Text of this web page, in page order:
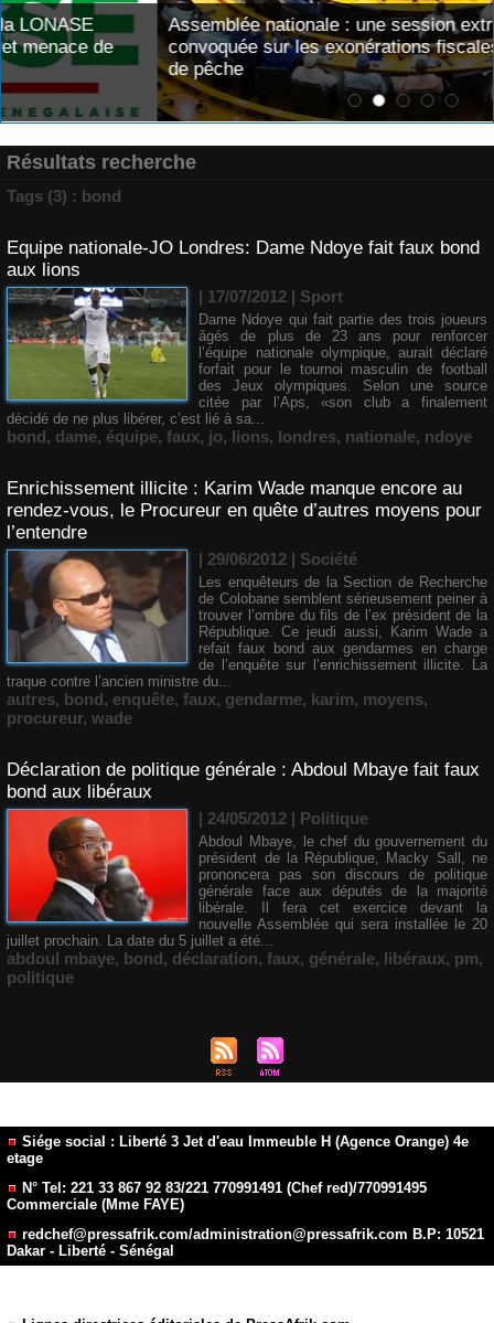
Assemblée nationale : une session extraordinaire
convoquée sur les exonérations fiscales et les licences
de pêche
Résultats recherche
Tags (3) : bond
Equipe nationale-JO Londres: Dame Ndoye fait faux bond
aux lions
| 17/07/2012 | Sport
Dame Ndoye qui fait partie des trois joueurs
âgés de plus de 23 ans pour renforcer
l’équipe nationale olympique, aurait déclaré
forfait pour le tournoi masculin de football
des Jeux olympiques. Selon une source
citée par l’Aps, «son club a finalement
décidé de ne plus libérer, c’est lié à sa...
bond, dame, équipe, faux, jo, lions, londres, nationale, ndoye
Enrichissement illicite : Karim Wade manque encore au
rendez-vous, le Procureur en quête d’autres moyens pour
l’entendre
| 29/06/2012 | Société
Les enquêteurs de la Section de Recherche
de Colobane semblent sérieusement peiner à
trouver l’ombre du fils de l’ex président de la
République. Ce jeudi aussi, Karim Wade a
refait faux bond aux gendarmes en charge
de l’enquête sur l’enrichissement illicite. La
traque contre l’ancien ministre du...
autres, bond, enquête, faux, gendarme, karim, moyens,
procureur, wade
Déclaration de politique générale : Abdoul Mbaye fait faux
bond aux libéraux
| 24/05/2012 | Politique
Abdoul Mbaye, le chef du gouvernement du
président de la République, Macky Sall, ne
prononcera pas son discours de politique
générale face aux députés de la majorité
libérale. Il fera cet exercice devant la
nouvelle Assemblée qui sera installée le 20
juillet prochain. La date du 5 juillet a été...
abdoul mbaye, bond, déclaration, faux, générale, libéraux, pm,
politique
Siége social : Liberté 3 Jet d'eau Immeuble H (Agence Orange) 4e
etage
N° Tel: 221 33 867 92 83/221 770991491 (Chef red)/770991495
Commerciale (Mme FAYE)
redchef@pressafrik.com/administration@pressafrik.com B.P: 10521
Dakar - Liberté - Sénégal